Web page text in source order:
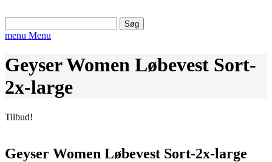
efter:
menu Menu
Geyser Women Løbevest Sort-
2x-large
Tilbud!
Geyser Women Løbevest Sort-2x-large